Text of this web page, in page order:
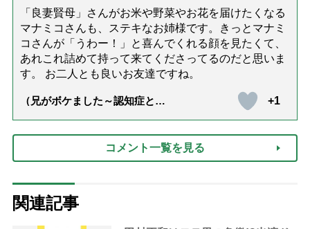
「良妻賢母」さんがお米や野菜やお花を届けたくなる
マナミコさんも、ステキなお姉様です。きっとマナミ
コさんが「うわー！」と喜んでくれる顔を見たくて、
あれこれ詰めて持って来てくださってるのだと思いま
す。 お二人とも良いお友達ですね。
（兄がボケました～認知症と介
達』が届きました」）
+1
コメント一覧を見る
関連記事